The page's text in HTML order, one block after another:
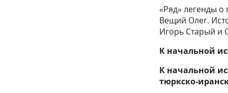
«Ряд» легенды
Вещий Олег.
Игорь Старый и
К начальной
К начальной
тюркско-